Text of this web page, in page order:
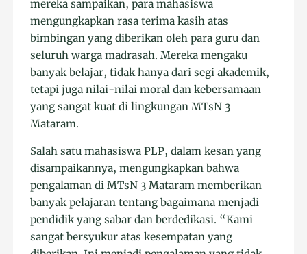
mereka sampaikan, para mahasiswa
mengungkapkan rasa terima kasih atas
bimbingan yang diberikan oleh para guru dan
seluruh warga madrasah. Mereka mengaku
banyak belajar, tidak hanya dari segi akademik,
tetapi juga nilai-nilai moral dan kebersamaan
yang sangat kuat di lingkungan MTsN 3
Mataram.
Salah satu mahasiswa PLP, dalam kesan yang
disampaikannya, mengungkapkan bahwa
pengalaman di MTsN 3 Mataram memberikan
banyak pelajaran tentang bagaimana menjadi
pendidik yang sabar dan berdedikasi. “Kami
sangat bersyukur atas kesempatan yang